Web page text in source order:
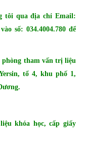
tôi qua địa chỉ Email:
số: 034.4004.780 để
tham vấn trị liệu
tổ 4, khu phố 1,
khóa học, cấp giấy